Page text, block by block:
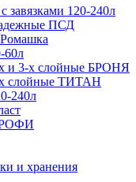
завязками 120-240л
ПСД
60л
и 3-х слойные БРОНЯ
слойные ТИТАН
240л
и хранения